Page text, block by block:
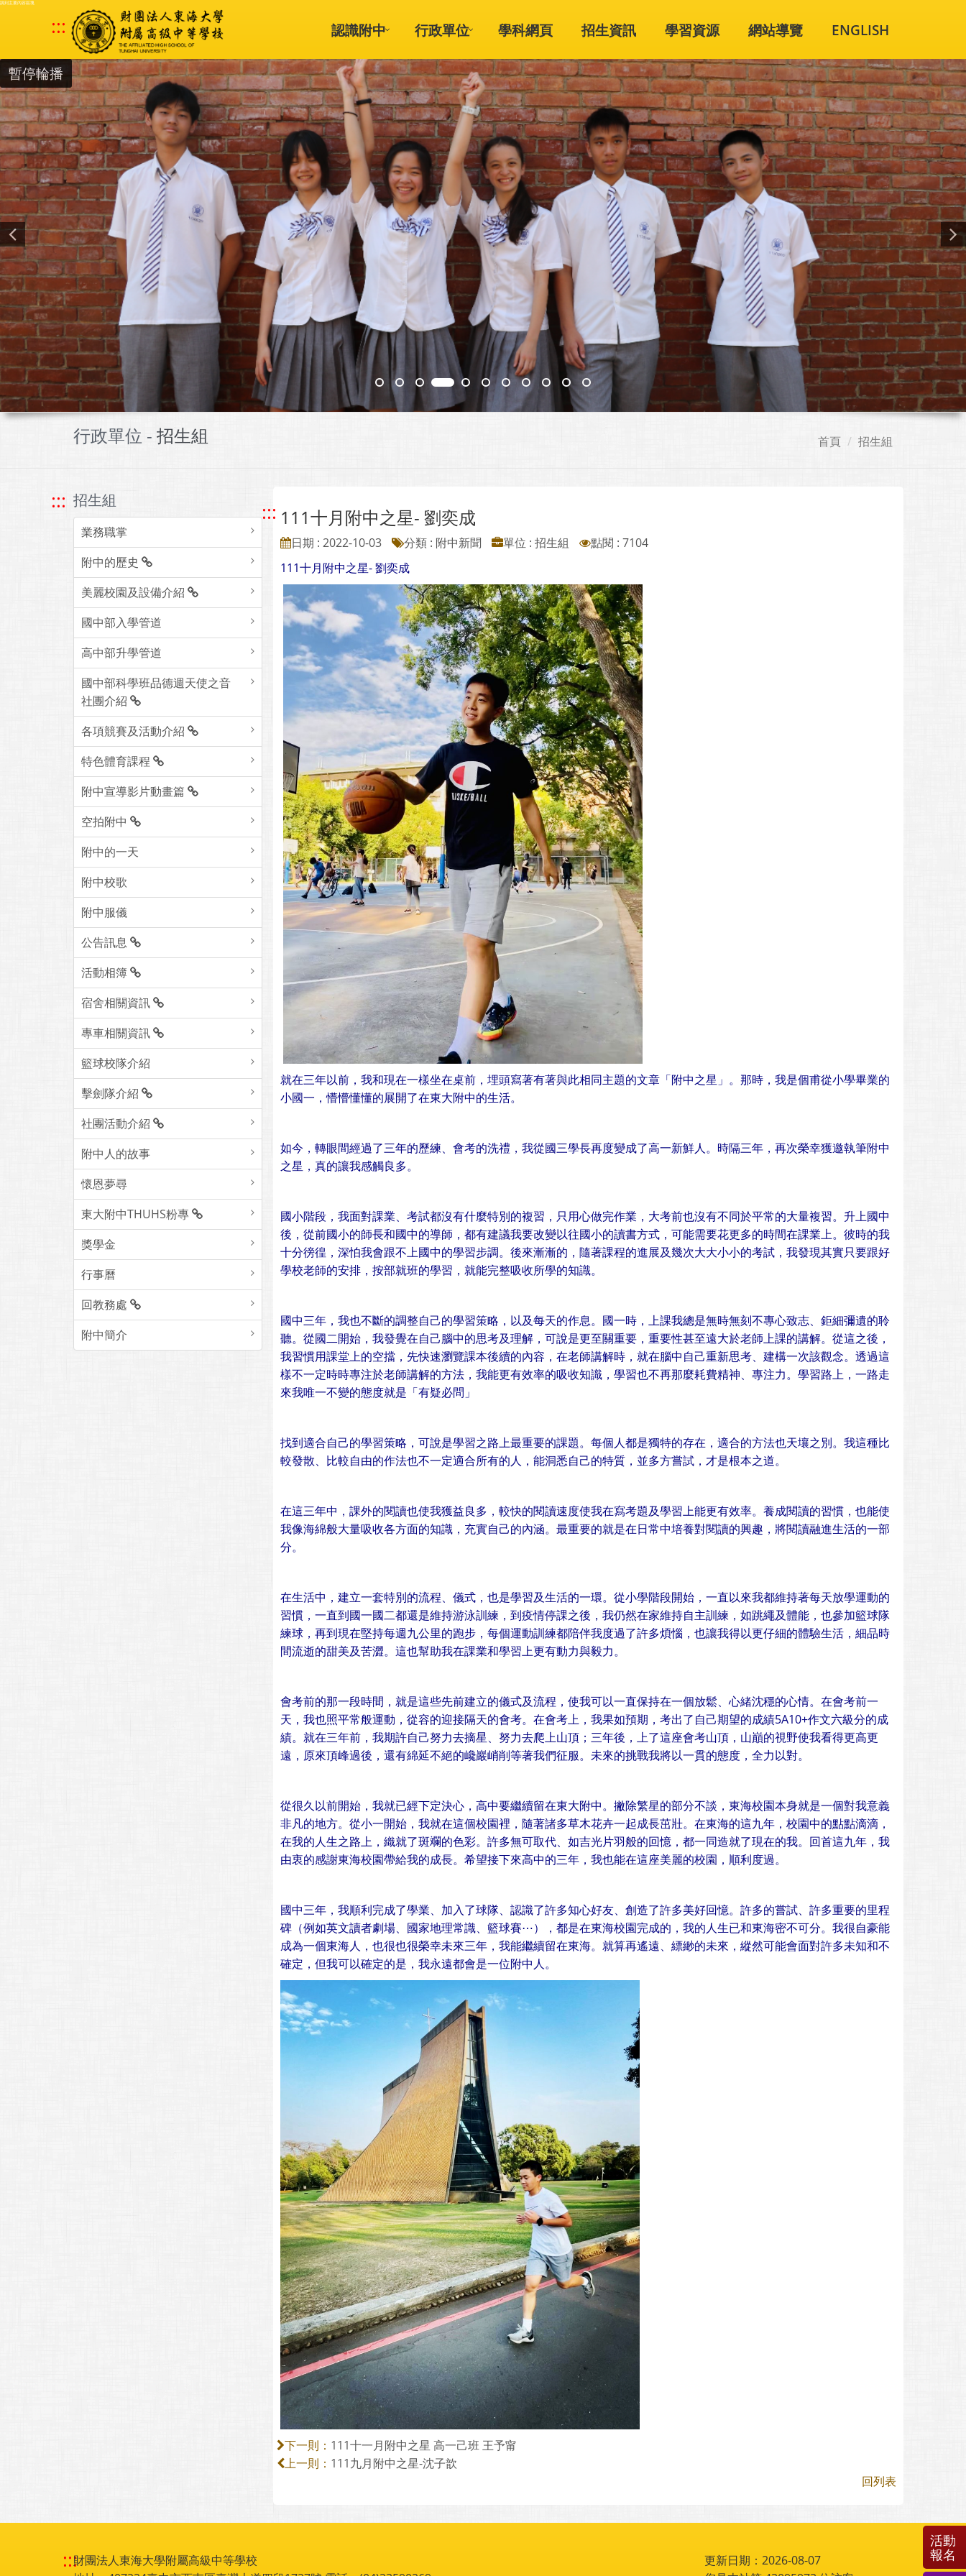
跳到主要內容區塊
::: 認識附中 行政單位 學科網頁 招生資訊 學習資源 網站導覽 ENGLISH
暫停輪播
行政單位 - 招生組 首頁 招生組
::: 招生組
業務職掌
附中的歷史
美麗校園及設備介紹
國中部入學管道
高中部升學管道
國中部科學班品德週天使之音
社團介紹
各項競賽及活動介紹
特色體育課程
附中宣導影片動畫篇
空拍附中
附中的一天
附中校歌
附中服儀
公告訊息
活動相簿
宿舍相關資訊
專車相關資訊
籃球校隊介紹
擊劍隊介紹
社團活動介紹
附中人的故事
懷恩夢尋
東大附中THUHS粉專
獎學金
行事曆
回教務處
附中簡介
::: 111十月附中之星- 劉奕成
日期 : 2022-10-03 分類 : 附中新聞 單位 : 招生組
點閱 : 7104
111十月附中之星- 劉奕成
就在三年以前，我和現在一樣坐在桌前，埋頭寫著有著與此相同主題的文章「附中之星」。那時，我是個甫從小學畢業的
小國一，懵懵懂懂的展開了在東大附中的生活。
如今，轉眼間經過了三年的歷練、會考的洗禮，我從國三學長再度變成了高一新鮮人。時隔三年，再次榮幸獲邀執筆附中
之星，真的讓我感觸良多。
國小階段，我面對課業、考試都沒有什麼特別的複習，只用心做完作業，大考前也沒有不同於平常的大量複習。升上國中
後，從前國小的師長和國中的導師，都有建議我要改變以往國小的讀書方式，可能需要花更多的時間在課業上。彼時的我
十分徬徨，深怕我會跟不上國中的學習步調。後來漸漸的，隨著課程的進展及幾次大大小小的考試，我發現其實只要跟好
學校老師的安排，按部就班的學習，就能完整吸收所學的知識。
國中三年，我也不斷的調整自己的學習策略，以及每天的作息。國一時，上課我總是無時無刻不專心致志、鉅細彌遺的聆
聽。從國二開始，我發覺在自己腦中的思考及理解，可說是更至關重要，重要性甚至遠大於老師上課的講解。從這之後，
我習慣用課堂上的空擋，先快速瀏覽課本後續的內容，在老師講解時，就在腦中自己重新思考、建構一次該觀念。透過這
樣不一定時時專注於老師講解的方法，我能更有效率的吸收知識，學習也不再那麼耗費精神、專注力。學習路上，一路走
來我唯一不變的態度就是「有疑必問」
找到適合自己的學習策略，可說是學習之路上最重要的課題。每個人都是獨特的存在，適合的方法也天壤之別。我這種比
較發散、比較自由的作法也不一定適合所有的人，能洞悉自己的特質，並多方嘗試，才是根本之道。
在這三年中，課外的閱讀也使我獲益良多，較快的閱讀速度使我在寫考題及學習上能更有效率。養成閱讀的習慣，也能使
我像海綿般大量吸收各方面的知識，充實自己的內涵。最重要的就是在日常中培養對閱讀的興趣，將閱讀融進生活的一部
分。
在生活中，建立一套特別的流程、儀式，也是學習及生活的一環。從小學階段開始，一直以來我都維持著每天放學運動的
習慣，一直到國一國二都還是維持游泳訓練，到疫情停課之後，我仍然在家維持自主訓練，如跳繩及體能，也參加籃球隊
練球，再到現在堅持每週九公里的跑步，每個運動訓練都陪伴我度過了許多煩惱，也讓我得以更仔細的體驗生活，細品時
間流逝的甜美及苦澀。這也幫助我在課業和學習上更有動力與毅力。
會考前的那一段時間，就是這些先前建立的儀式及流程，使我可以一直保持在一個放鬆、心緒沈穩的心情。在會考前一
天，我也照平常般運動，從容的迎接隔天的會考。在會考上，我果如預期，考出了自己期望的成績5A10+作文六級分的成
績。就在三年前，我期許自己努力去摘星、努力去爬上山頂；三年後，上了這座會考山頂，山巔的視野使我看得更高更
遠，原來頂峰過後，還有綿延不絕的巉巖峭削等著我們征服。未來的挑戰我將以一貫的態度，全力以對。
從很久以前開始，我就已經下定決心，高中要繼續留在東大附中。撇除繁星的部分不談，東海校園本身就是一個對我意義
非凡的地方。從小一開始，我就在這個校園裡，隨著諸多草木花卉一起成長茁壯。在東海的這九年，校園中的點點滴滴，
在我的人生之路上，織就了斑斕的色彩。許多無可取代、如吉光片羽般的回憶，都一同造就了現在的我。回首這九年，我
由衷的感謝東海校園帶給我的成長。希望接下來高中的三年，我也能在這座美麗的校園，順利度過。
國中三年，我順利完成了學業、加入了球隊、認識了許多知心好友、創造了許多美好回憶。許多的嘗試、許多重要的里程
碑（例如英文讀者劇場、國家地理常識、籃球賽⋯），都是在東海校園完成的，我的人生已和東海密不可分。我很自豪能
成為一個東海人，也很也很榮幸未來三年，我能繼續留在東海。就算再遙遠、縹緲的未來，縱然可能會面對許多未知和不
確定，但我可以確定的是，我永遠都會是一位附中人。
下一則： 111十一月附中之星 高一己班 王予甯
上一則： 111九月附中之星-沈子歆
回列表
:::財團法人東海大學附屬高級中等學校
更新日期：2026-08-07
活動
報名